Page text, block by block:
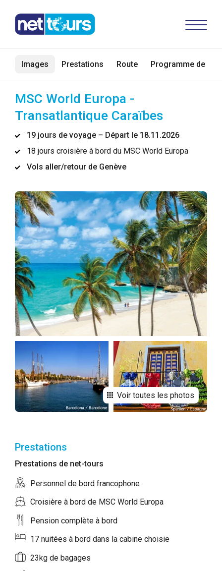
Images Prestations Route Programme de
MSC World Europa -
Transatlantique Caraïbes
19 jours de voyage – Départ le 18.11.2026
18 jours croisière à bord du MSC World Europa
Vols aller/retour de Genève
Voir toutes les photos
Prestations
Prestations de net-tours
Personnel de bord francophone
Croisière à bord de MSC World Europa
Pension complète à bord
17 nuitées à bord dans la cabine choisie
23kg de bagages